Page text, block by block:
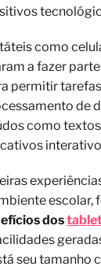
como
a fazer
permitir
de
como
escolar,
dos
seu tamanho